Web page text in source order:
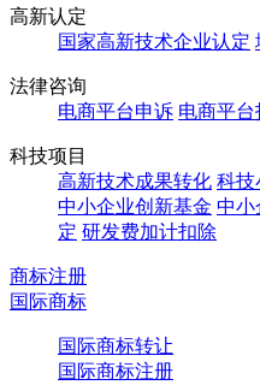
高新认定
国家高新技术企业认定
法律咨询
电商平台申诉 电商平台
科技项目
高新技术成果转化 科技
中小企业创新基金 中小
定 研发费加计扣除
商标注册
国际商标
国际商标转让
国际商标注册